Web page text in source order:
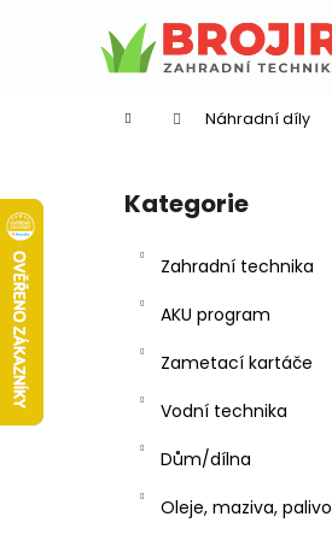
Náhradní díly
Přeskočit
kategorie
Kategorie
Zahradní technika
AKU program
Zametací kartáče
Vodní technika
Dům/dílna
Oleje, maziva, palivo
Zpět
Zpět